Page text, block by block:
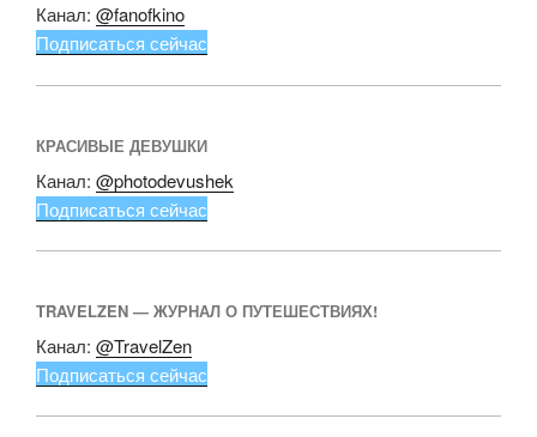
Канал: @fanofkino
Подписаться сейчас
КРАСИВЫЕ ДЕВУШКИ
Канал: @photodevushek
Подписаться сейчас
TRAVELZEN — ЖУРНАЛ О ПУТЕШЕСТВИЯХ!
Канал: @TravelZen
Подписаться сейчас